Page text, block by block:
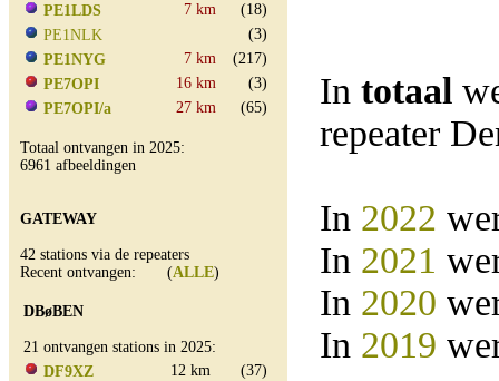
PE1LDS
7 km
(18)
PE1NLK
(3)
PE1NYG
7 km
(217)
PE7OPI
16 km
(3)
PE7OPI/a
27 km (65)
Totaal ontvangen in 2025:
6961 afbeeldingen
GATEWAY
42 stations via de repeaters
Recent ontvangen: (ALLE)
DBøBEN
21 ontvangen stations in 2025:
DF9XZ
12 km
(37)
In totaal
repeater
In 2022
In 2021
In 2020
In 2019